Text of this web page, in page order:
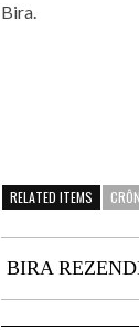
Bira.
RELATED ITEMS
BIRA